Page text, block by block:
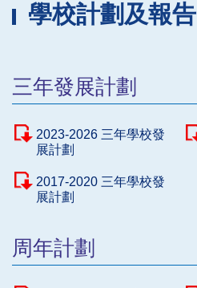
連學校計劃及報告
三年發展計劃
2023-2026 三年學校發
展計劃
2017-2020 三年學校發
展計劃
周年計劃